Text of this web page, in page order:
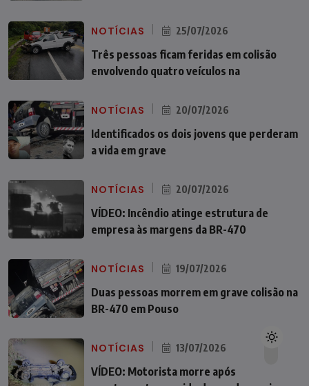
NOTÍCIAS 25/07/2026
Três pessoas ficam feridas em colisão
envolvendo quatro veículos na
NOTÍCIAS 20/07/2026
Identificados os dois jovens que perderam
a vida em grave
NOTÍCIAS 20/07/2026
VÍDEO: Incêndio atinge estrutura de
empresa às margens da BR-470
NOTÍCIAS 19/07/2026
Duas pessoas morrem em grave colisão na
BR-470 em Pouso
NOTÍCIAS 13/07/2026
VÍDEO: Motorista morre após